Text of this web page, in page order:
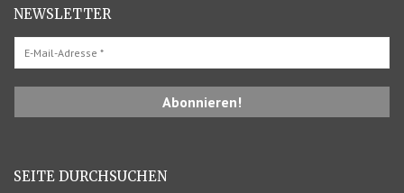
NEWSLETTER
SEITE DURCHSUCHEN